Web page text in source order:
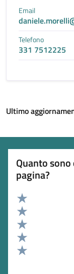
Email
Telefono
331 7512225
Ultimo
Quanto
pagina?
Valuta 5 stelle su 5
Valuta 4 stelle su 5
Valuta 3 stelle su 5
Valuta 2 stelle su 5